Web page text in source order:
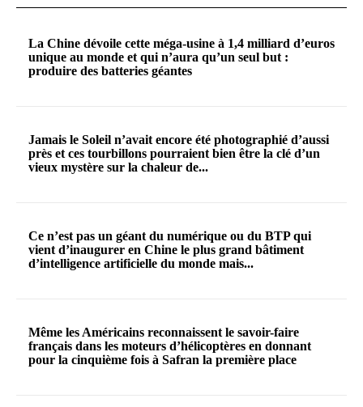
La Chine dévoile cette méga-usine à 1,4 milliard d’euros
unique au monde et qui n’aura qu’un seul but :
produire des batteries géantes
Jamais le Soleil n’avait encore été photographié d’aussi
près et ces tourbillons pourraient bien être la clé d’un
vieux mystère sur la chaleur de...
Ce n’est pas un géant du numérique ou du BTP qui
vient d’inaugurer en Chine le plus grand bâtiment
d’intelligence artificielle du monde mais...
Même les Américains reconnaissent le savoir-faire
français dans les moteurs d’hélicoptères en donnant
pour la cinquième fois à Safran la première place